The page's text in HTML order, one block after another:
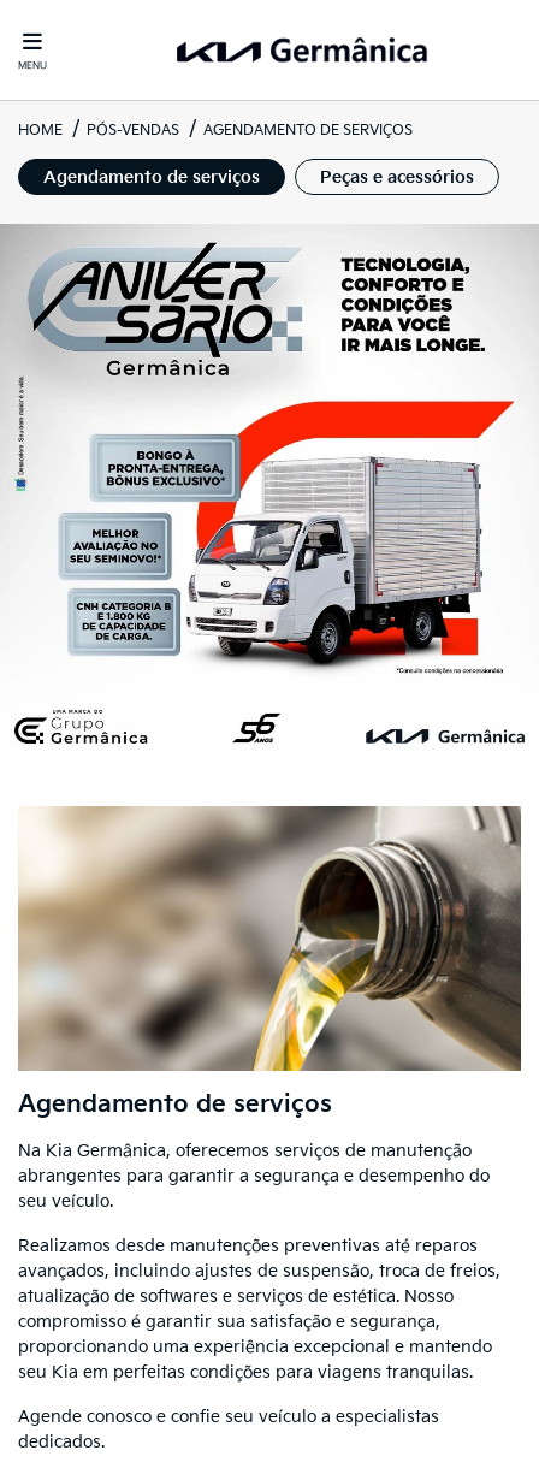
MENU
HOME PÓS-VENDAS AGENDAMENTO DE SERVIÇOS
Peças e acessórios
Agendamento de serviços
Agendamento de serviços
Na Kia Germânica, oferecemos serviços de manutenção
abrangentes para garantir a segurança e desempenho do
seu veículo.
Realizamos desde manutenções preventivas até reparos
avançados, incluindo ajustes de suspensão, troca de freios,
atualização de softwares e serviços de estética. Nosso
compromisso é garantir sua satisfação e segurança,
proporcionando uma experiência excepcional e mantendo
seu Kia em perfeitas condições para viagens tranquilas.
Agende conosco e confie seu veículo a especialistas
dedicados.